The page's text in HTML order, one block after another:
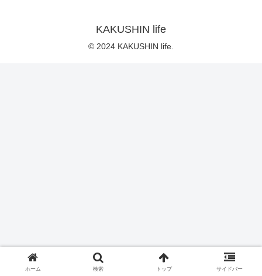
KAKUSHIN life
© 2024 KAKUSHIN life.
ホーム 検索 トップ サイドバー